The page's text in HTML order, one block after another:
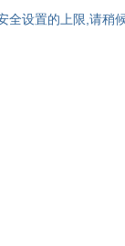
全设置的上限,请稍